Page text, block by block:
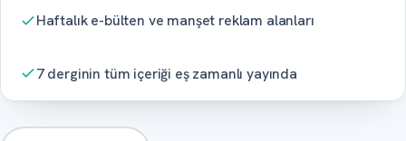
Haftalık e-bülten ve manşet reklam alanları
7 derginin tüm içeriği eş zamanlı yayında